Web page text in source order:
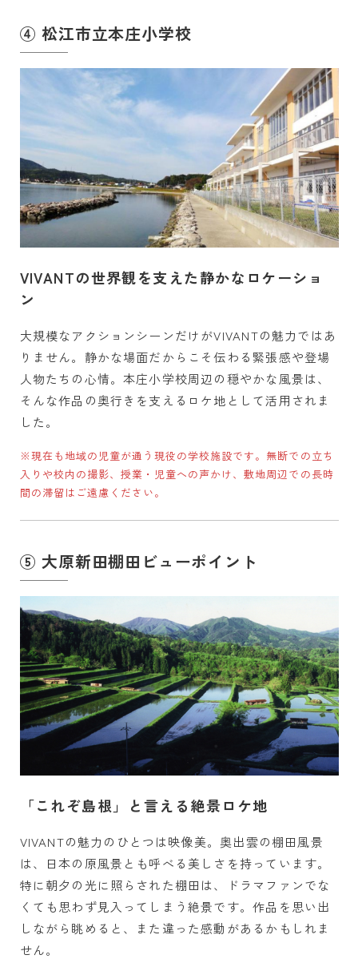
④ 松江市立本庄小学校
VIVANTの世界観を支えた静かなロケーショ
ン
大規模なアクションシーンだけがVIVANTの魅力ではあ
りません。静かな場面だからこそ伝わる緊張感や登場
人物たちの心情。本庄小学校周辺の穏やかな風景は、
そんな作品の奥行きを支えるロケ地として活用されま
した。
※現在も地域の児童が通う現役の学校施設です。無断での立ち
入りや校内の撮影、授業・児童への声かけ、敷地周辺での長時
間の滞留はご遠慮ください。
⑤ 大原新田棚田ビューポイント
「これぞ島根」と言える絶景ロケ地
VIVANTの魅力のひとつは映像美。奥出雲の棚田風景
は、日本の原風景とも呼べる美しさを持っています。
特に朝夕の光に照らされた棚田は、ドラマファンでな
くても思わず見入ってしまう絶景です。作品を思い出
しながら眺めると、また違った感動があるかもしれま
せん。